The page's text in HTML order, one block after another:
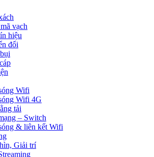
vạch
hiệu
đổi
Wifi
Wifi 4G
tải
– Switch
& liên kết Wifi
Giải trí